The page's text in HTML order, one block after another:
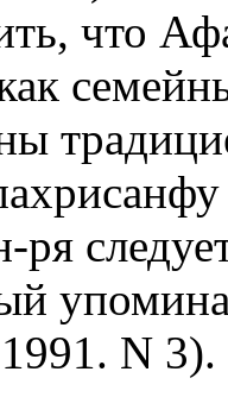
что
ря
N 3).